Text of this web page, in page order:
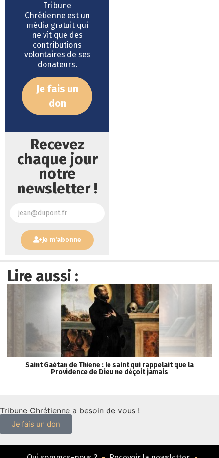
Tribune
Chrétienne est un
média gratuit qui
ne vit que des
contributions
volontaires de ses
donateurs.
Je fais un
don
Recevez
chaque jour
notre
newsletter !
Je m'abonne
Lire aussi :
Saint Gaétan de Thiene : le saint qui rappelait que la
Providence de Dieu ne déçoit jamais
Tribune Chrétienne a besoin de vous !
Je fais un don